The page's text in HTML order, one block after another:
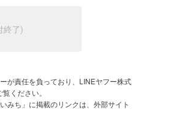
ムのリーダーとして、紛
ます。緊急通信の面におい
最大20％を運営費として大
化ビスケットなどの食料バ
と現金を配布
アクセス困難な地域に住む
が責任を負っており、LINEヤフー株式
覧ください。
みち」に掲載のリンクは、外部サイト